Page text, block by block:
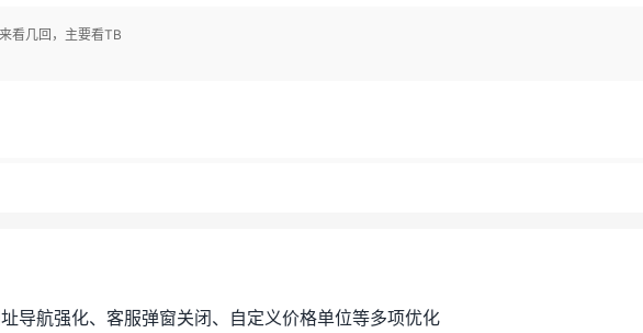
看几回，主要看TB
导航强化、客服弹窗关闭、自定义价格单位等多项优化